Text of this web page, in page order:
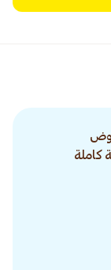
كاملة